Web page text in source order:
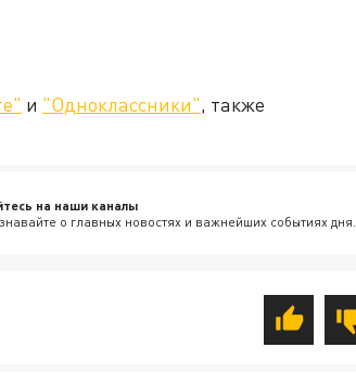
и "Одноклассники", также
на наши каналы
о главных новостях и важнейших событиях дня.